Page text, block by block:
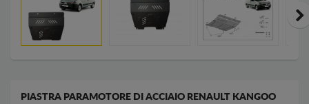
PIASTRA PARAMOTORE DI ACCIAIO RENAULT KANGOO